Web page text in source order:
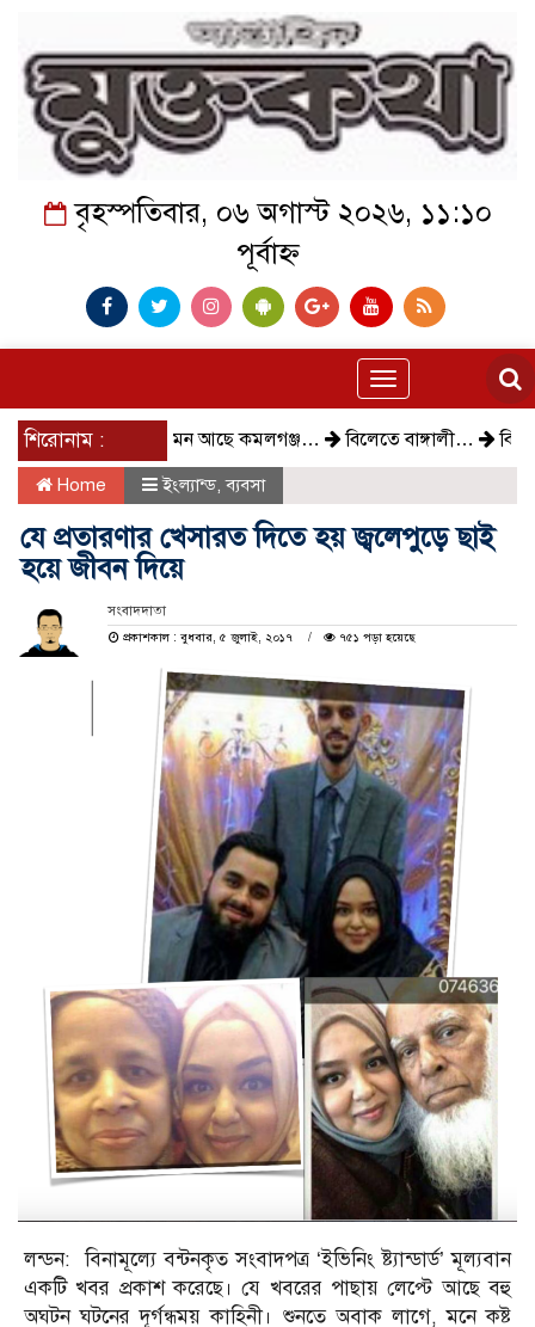
বৃহস্পতিবার, ০৬ অগাস্ট ২০২৬, ১১:১০
পূর্বাহ্ন
Toggle
navigation
শিরোনাম :কেমন আছে কমলগঞ্জ… বিলেতে বাঙ্গালী… বিক্ষোভ,
Home ইংল্যান্ড,ব্যবসা
যে প্রতারণার খেসারত দিতে হয় জ্বলেপুড়ে ছাই
হয়ে জীবন দিয়ে
সংবাদদাতা
প্রকাশকাল : বুধবার, ৫ জুলাই, ২০১৭
৭৫১ পড়া হয়েছে
লন্ডন: বিনামূল্যে বন্টনকৃত সংবাদপত্র ‘ইভিনিং ষ্ট্যান্ডার্ড’ মূল্যবান
একটি খবর প্রকাশ করেছে। যে খবরের পাছায় লেপ্টে আছে বহু
অঘটন ঘটনের দূর্গন্ধময় কাহিনী। শুনতে অবাক লাগে, মনে কষ্ট